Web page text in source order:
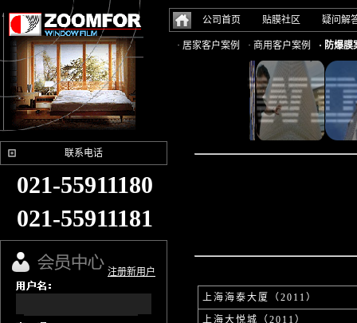
公司首页 贴膜社区 疑问解
· 居家客户案例 · 商用客户案例 · 防爆膜
联系电话
021-55911180
021-55911181
注册新用户
上海海泰大厦（2011）
上海大悦城（2011）